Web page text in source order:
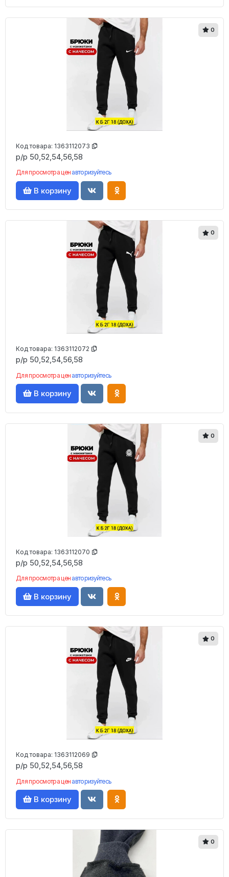
0
Код товара: 1363112073
р/р 50,52,54,56,58
Для просмотра цен авторизуйтесь
В корзину
0
Код товара: 1363112072
р/р 50,52,54,56,58
Для просмотра цен авторизуйтесь
В корзину
0
Код товара: 1363112070
р/р 50,52,54,56,58
Для просмотра цен авторизуйтесь
В корзину
0
Код товара: 1363112069
р/р 50,52,54,56,58
Для просмотра цен авторизуйтесь
В корзину
0